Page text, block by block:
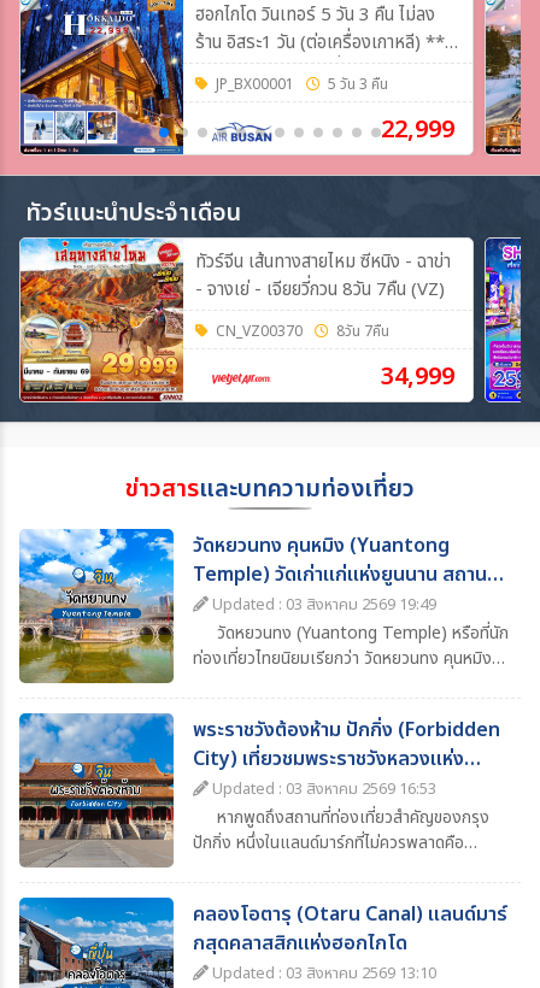
ฮอกไกโด วินเทอร์ 5 วัน 3 คืน ไม่ลง
ร้าน อิสระ1 วัน (ต่อเครื่องเกาหลี) **
เช็คราคาอัพเดตและที่นั่งว่างกับแอดมิน
** JP_BX00001 5 วัน 3 คืน
22,999
ทัวร์แนะนำประจำเดือน
ทัวร์จีน เส้นทางสายไหม ซีหนิง - ฉาข่า
- จางเย่ - เจียยวี่กวน 8วัน 7คืน (VZ)
CN_VZ00370 8วัน 7คืน
34,999
ข่าวสารและบทความท่องเที่ยว
วัดหยวนทง คุนหมิง (Yuantong
Temple) วัดเก่าแก่แห่งยูนนาน สถานที่
ท่องเที่ยวห้ามพลาด
Updated : 03 สิงหาคม 2569 19:49
วัดหยวนทง (Yuantong Temple) หรือที่นัก
ท่องเที่ยวไทยนิยมเรียกว่า วัดหยวนทง คุนหมิง
ประวัติศาสตร์ยาวนานกว่า 1,200 ปี ผสมผสาน
ความงดงามของสถาปัตยกรรมจีนโบราณ ความ
ศรัทธาทางพุทธศาสนา และบรรยากาศอันร่มรื่น
จึงกลายเป็นหนึ่งในจุดหมายสำคัญของโปรแกรม
ทัวร์คุนหมิง–ยูนนาน ที่นักท่องเที่ยวไม่ควรพลาด
พระราชวังต้องห้าม ปักกิ่ง (Forbidden
City) เที่ยวชมพระราชวังหลวงแห่ง
ราชวงศ์จีน
Updated : 03 สิงหาคม 2569 16:53
หากพูดถึงสถานที่ท่องเที่ยวสำคัญของกรุง
ปักกิ่ง หนึ่งในแลนด์มาร์กที่ไม่ควรพลาดคือ
หลวงอันยิ่งใหญ่ที่ตั้งอยู่ใจกลางกรุงปักกิ่ง
ประเทศจีน และเป็นหนึ่งในสัญลักษณ์สำคัญของ
ประวัติศาสตร์จีน
คลองโอตารุ (Otaru Canal) แลนด์มาร์
กสุดคลาสสิกแห่งฮอกไกโด
Updated : 03 สิงหาคม 2569 13:10